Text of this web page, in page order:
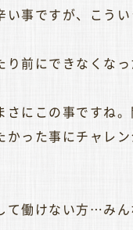
事ですが、こう
前にできなくな
にこの事ですね。
った事にチャレ
働けない方…み